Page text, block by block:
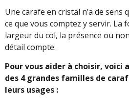
Une carafe en cristal n’a de sens
ce que vous comptez y servir. La
largeur du col, la présence ou
détail compte.
Pour vous aider à choisir, voici
des 4 grandes familles de
leurs usages :